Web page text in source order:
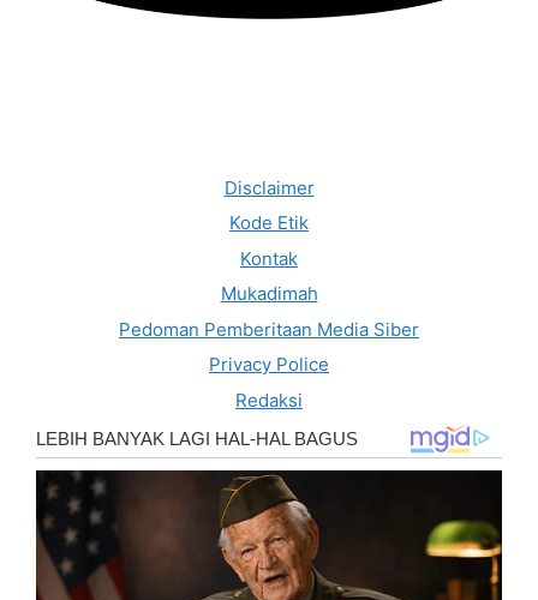
Disclaimer
Kode Etik
Kontak
Mukadimah
Pedoman Pemberitaan Media Siber
Privacy Police
Redaksi